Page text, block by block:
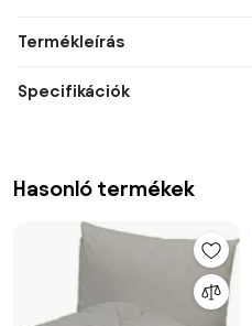
Termékleírás
Specifikációk
Hasonló termékek